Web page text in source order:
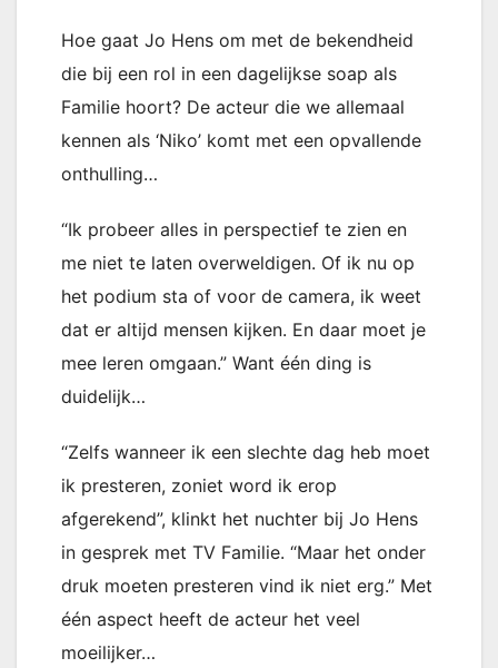
Hoe gaat Jo Hens om met de bekendheid
die bij een rol in een dagelijkse soap als
Familie hoort? De acteur die we allemaal
kennen als ‘Niko’ komt met een opvallende
onthulling…
“Ik probeer alles in perspectief te zien en
me niet te laten overweldigen. Of ik nu op
het podium sta of voor de camera, ik weet
dat er altijd mensen kijken. En daar moet je
mee leren omgaan.” Want één ding is
duidelijk…
“Zelfs wanneer ik een slechte dag heb moet
ik presteren, zoniet word ik erop
afgerekend”, klinkt het nuchter bij Jo Hens
in gesprek met TV Familie. “Maar het onder
druk moeten presteren vind ik niet erg.” Met
één aspect heeft de acteur het veel
moeilijker…